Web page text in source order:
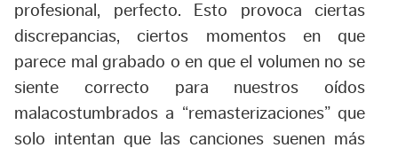
profesional, perfecto. Esto provoca ciertas
discrepancias, ciertos momentos en que
parece mal grabado o en que el volumen no se
siente correcto para nuestros oídos
malacostumbrados a “remasterizaciones” que
solo intentan que las canciones suenen más